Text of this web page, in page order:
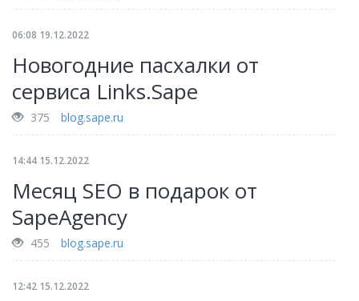
06:08 19.12.2022
Новогодние пасхалки от
сервиса Links.Sape
375 blog.sape.ru
14:44 15.12.2022
Месяц SEO в подарок от
SapeAgency
455 blog.sape.ru
12:42 15.12.2022